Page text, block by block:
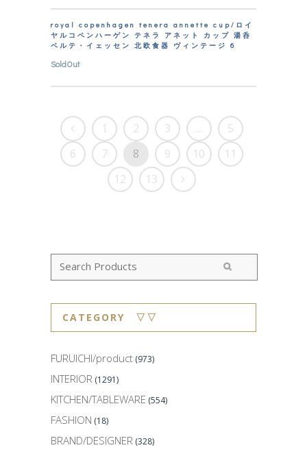
royal copenhagen tenera annette cup/ロイ
ヤルコペンハーゲン テネラ アネット カップ 湯呑
ベルテ・イェッセン 北欧食器 ヴィンテージ 6
SoldOut
1 2 3 …
5
6
7 8 9 10
11
12
13
CATEGORY ▽▽
FURUICHI/product (973)
INTERIOR (1291)
KITCHEN/TABLEWARE (554)
FASHION (18)
BRAND/DESIGNER (328)